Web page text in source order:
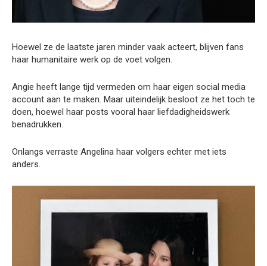
Hoewel ze de laatste jaren minder vaak acteert, blijven fans
haar humanitaire werk op de voet volgen.
Angie heeft lange tijd vermeden om haar eigen social media
account aan te maken. Maar uiteindelijk besloot ze het toch te
doen, hoewel haar posts vooral haar liefdadigheidswerk
benadrukken.
Onlangs verraste Angelina haar volgers echter met iets
anders.